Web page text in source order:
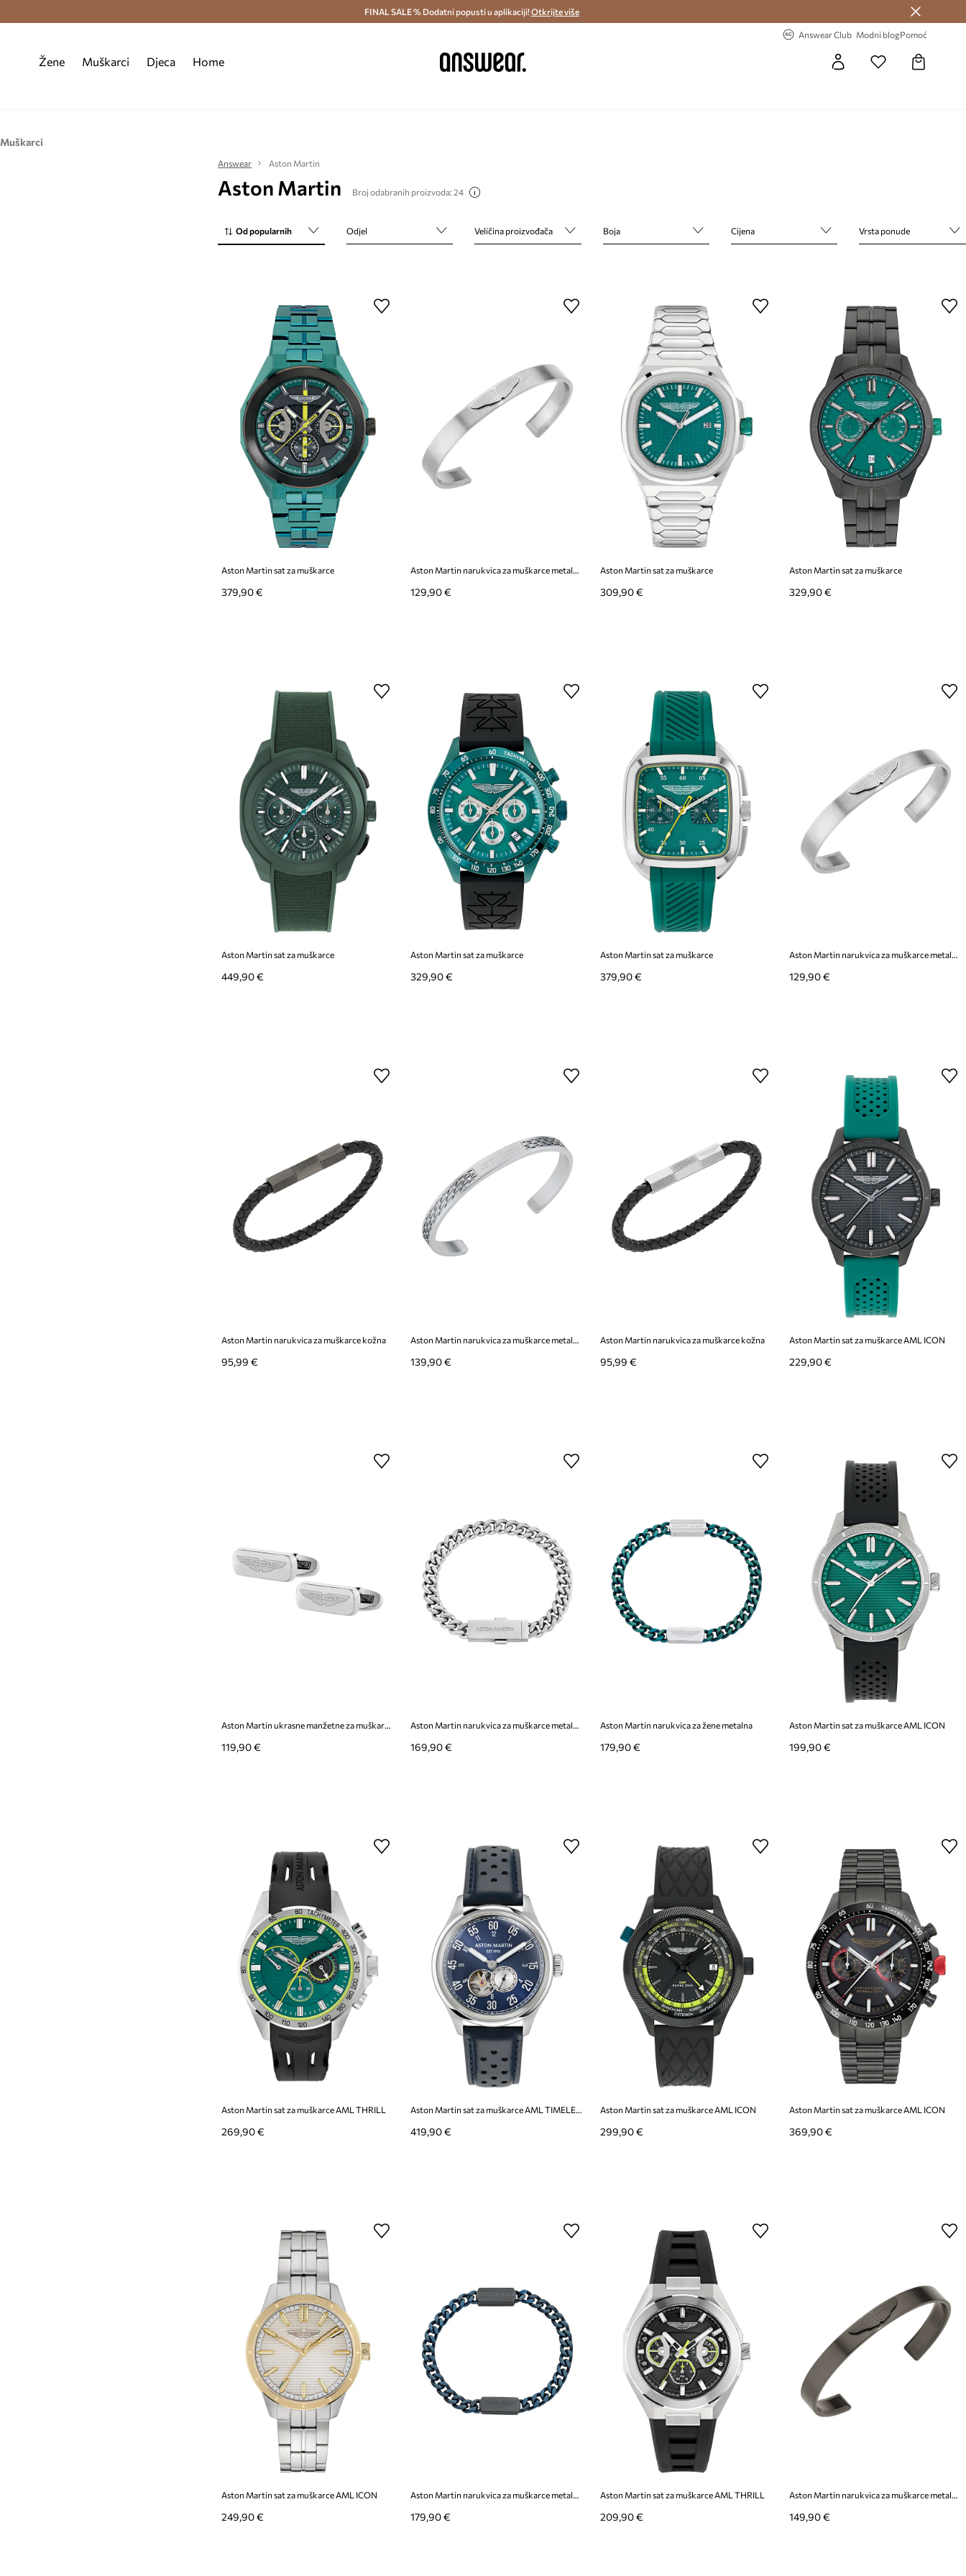
Besplatna dostava i povrat (od 70€) > Dostava u roku 48 sati >
FINAL SALE % Dodatni popusti u aplikaciji!Otkrijte više
Answear Club Modni blogPomoć
Žene Muškarci Djeca Home
Muškarci
Answear Aston Martin
Aston Martin Broj odabranih proizvoda: 24
Od popularnih Odjel Veličina proizvođača Boja Cijena Vrsta ponude
Aston Martin sat za muškarce
379,90 € 129,90 €
Aston Martin sat za muškarce
309,90 €
Aston Martin sat za muškarce
329,90 €
Aston Martin sat za muškarce
449,90 €
Aston Martin sat za muškarce
329,90 €
Aston Martin sat za muškarce
379,90 €
Aston Martin narukvica za muškarce metalna
129,90 €
Aston Martin narukvica za muškarce kožna
95,99 €
Aston Martin narukvica za muškarce metalna
139,90 €
Aston Martin narukvica za muškarce kožna
95,99 €
Aston Martin sat za muškarce AML ICON
229,90 €
119,90 € 169,90 €
Aston Martin narukvica za žene metalna
179,90 €
Aston Martin sat za muškarce AML ICON
199,90 €
Aston Martin sat za muškarce AML THRILL
269,90 €
Aston Martin sat za muškarce AML TIMELESS
419,90 €
Aston Martin sat za muškarce AML ICON
299,90 €
Aston Martin sat za muškarce AML ICON
369,90 €
Aston Martin sat za muškarce AML ICON
249,90 €
Aston Martin narukvica za muškarce metalna
179,90 €
Aston Martin sat za muškarce AML THRILL
209,90 €
Aston Martin narukvica za muškarce metalna
149,90 €